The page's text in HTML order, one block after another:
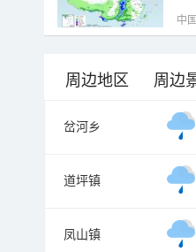
中
周边地区 周边
岔河乡
道坪镇
凤山镇